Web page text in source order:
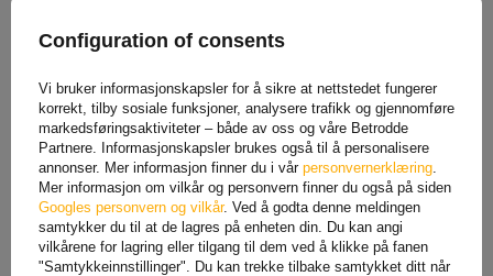
Configuration of consents
Vi bruker informasjonskapsler for å sikre at nettstedet fungerer
korrekt, tilby sosiale funksjoner, analysere trafikk og gjennomføre
markedsføringsaktiviteter – både av oss og våre Betrodde
Partnere. Informasjonskapsler brukes også til å personalisere
annonser. Mer informasjon finner du i vår personvernerklæring
Mer informasjon om vilkår og personvern finner du også på siden
Googles personvern og vilkår. Ved å godta denne meldingen
samtykker du til at de lagres på enheten din. Du kan angi
vilkårene for lagring eller tilgang til dem ved å klikke på fanen
"Samtykkeinnstillinger". Du kan trekke tilbake samtykket ditt når